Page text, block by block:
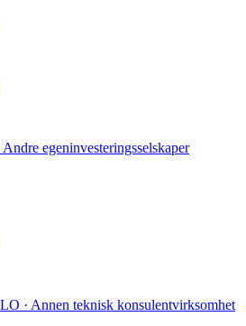
egeninvesteringsselskaper
· Annen teknisk konsulentvirksomhet